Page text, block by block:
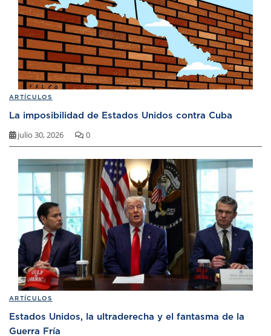
ARTÍCULOS
La imposibilidad de Estados Unidos contra Cuba
julio 30, 2026 0
ARTÍCULOS
Estados Unidos, la ultraderecha y el fantasma de la
Guerra Fría